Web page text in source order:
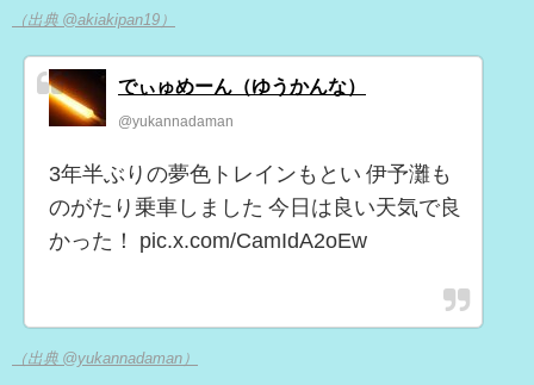
（出典 @akiakipan19）
でぃゅめーん（ゆうかんな）
@yukannadaman
3年半ぶりの夢色トレインもとい 伊予灘も
のがたり乗車しました 今日は良い天気で良
かった！ pic.x.com/CamIdA2oEw
（出典 @yukannadaman）